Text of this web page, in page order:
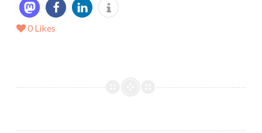
0 Likes